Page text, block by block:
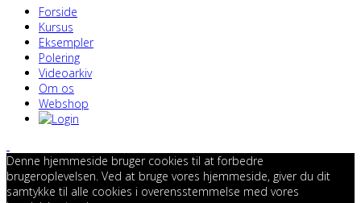
Forside
Kursus
Eksempler
Polering
Videoarkiv
Om os
Webshop
Denne hjemmeside bruger cookies til at forbedre
brugeroplevelsen. Ved at bruge vores hjemmeside, giver du dit
samtykke til alle cookies i overensstemmelse med vores